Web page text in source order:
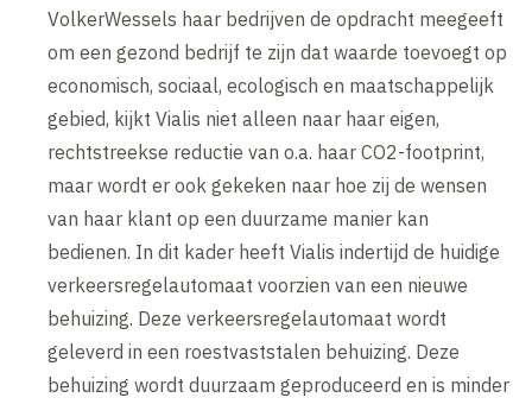
VolkerWessels haar bedrijven de opdracht meegeeft
om een gezond bedrijf te zijn dat waarde toevoegt op
economisch, sociaal, ecologisch en maatschappelijk
gebied, kijkt Vialis niet alleen naar haar eigen,
rechtstreekse reductie van o.a. haar CO2-footprint,
maar wordt er ook gekeken naar hoe zij de wensen
van haar klant op een duurzame manier kan
bedienen. In dit kader heeft Vialis indertijd de huidige
verkeersregelautomaat voorzien van een nieuwe
behuizing. Deze verkeersregelautomaat wordt
geleverd in een roestvaststalen behuizing. Deze
behuizing wordt duurzaam geproduceerd en is minder